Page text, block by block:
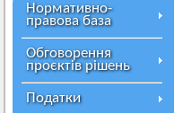
Нормативно-
правова база
Обговорення
проєктів рішень
Податки